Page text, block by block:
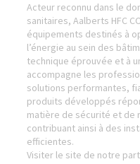
Acteur reconnu dans le
sanitaires, Aalberts HFC
équipements destinés à
l’énergie au sein des
technique éprouvée et à
accompagne les
solutions performantes,
produits développés
matière de sécurité et de
contribuant ainsi à des
efficientes.
Visiter le site de notre